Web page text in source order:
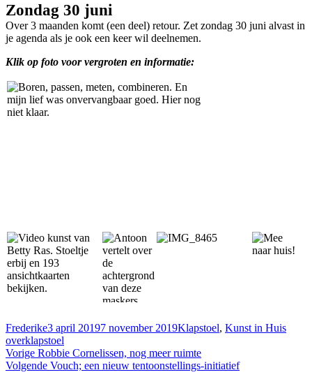
Zondag 30 juni
Over 3 maanden komt (een deel) retour. Zet zondag 30 juni alvast in
je agenda als je ook een keer wil deelnemen.
Klik op foto voor vergroten en informatie:
Auteur
FrederikeGeplaatst
op
3 april 20197 november 2019Categorieën
Klapstoel, Kunst in HuisTags
overklapstoel
Bericht
navigatie
Vorige Vorig
bericht:
Robbie Cornelissen, nog meer ruimte
Volgende Volgend
Vouch; een nieuw tentoonstellings-initiatief